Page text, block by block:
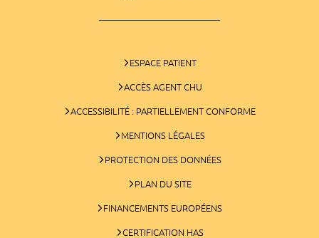
ESPACE PATIENT
ACCÈS AGENT CHU
ACCESSIBILITÉ : PARTIELLEMENT CONFORME
MENTIONS LÉGALES
PROTECTION DES DONNÉES
PLAN DU SITE
FINANCEMENTS EUROPÉENS
CERTIFICATION HAS